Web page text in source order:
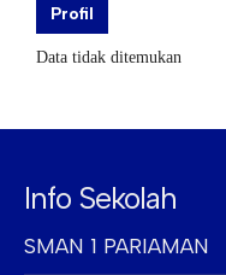
Profil
Data tidak ditemukan
Info Sekolah
SMAN 1 PARIAMAN